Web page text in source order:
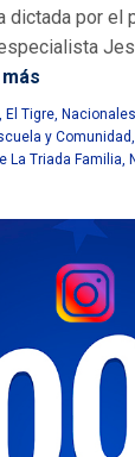
dictada por el
, El Tigre, Nacionales
y Comunidad,
La Triada Familia,